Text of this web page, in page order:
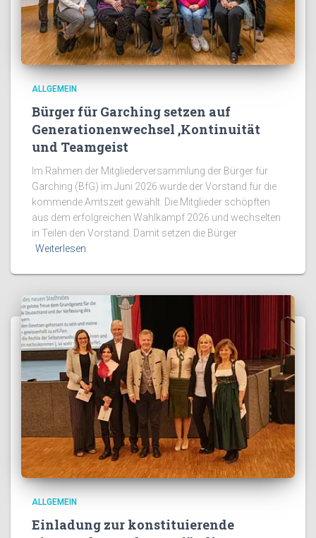
ALLGEMEIN
Bürger für Garching setzen auf
Generationenwechsel ,Kontinuität
und Teamgeist
Im Rahmen der Mitgliederversammlung der Bürger für
Garching (BfG) im Juni 2026 wurde der Vorstand für die
kommende Amtszeit gewählt. Die Mitglieder schöpften
aus dem erfolgreichen Wahlkampf 2026 und wechselten
in Teilen den Vorstand. Damit setzen die Bürger
Weiterlesen
ALLGEMEIN
Einladung zur konstituierende